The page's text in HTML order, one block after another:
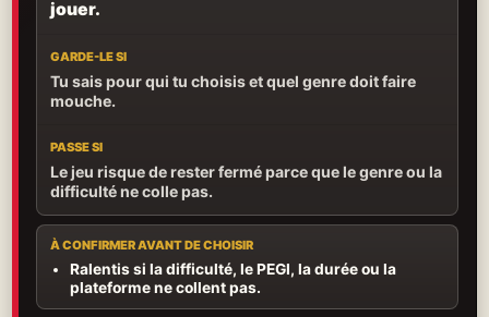
jouer.
GARDE-LE SI
Tu sais pour qui tu choisis et quel genre doit faire
mouche.
PASSE SI
Le jeu risque de rester fermé parce que le genre ou la
difficulté ne colle pas.
À CONFIRMER AVANT DE CHOISIR
Ralentis si la difficulté, le PEGI, la durée ou la
plateforme ne collent pas.